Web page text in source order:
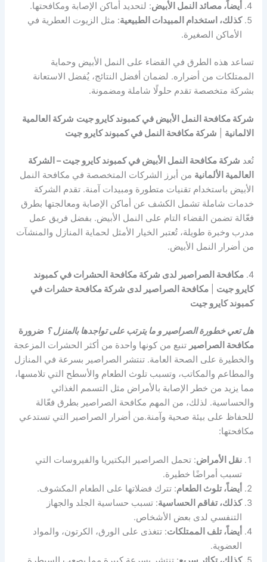
أيضاً، مصائد النمل الأبيض: لتحديد أماكن الإصابة ومكافحتها.
كذلك، استخدام المبيدات الطبيعية: مثل الزيوت العطرية في
الأماكن الصغيرة.
تساعد هذه الطرق في القضاء على النمل الأبيض وحماية
الممتلكات من أضراره. لضمان أفضل النتائج، يُفضل الاستعانة
بشركة متخصصة تقدم حلولًا شاملة ومضمونة.
شركة مكافحة النمل الأبيض في كمبوند كايرو جيت شركة العالمية
الالمانية
شركة مكافحة النمل في كمبوند كايرو جيت
تُعد شركة مكافحة النمل الأبيض في كمبوند كايرو جيت – الشركة
العالمية الألمانية من أبرز الشركات المتخصصة في مكافحة النمل
الأبيض باستخدام تقنيات متطورة ومبيدات آمنة. تقدم الشركة
خدمات شاملة تشمل الكشف عن أماكن الإصابة ومعالجتها بطرق
فعّالة تضمن القضاء التام على النمل الأبيض. بفضل فريق عمل
مدرب وخبرة طويلة، تُعتبر الخيار الأمثل لحماية المنازل والمنشآت
من أضرار النمل الأبيض.
4. مكافحة الصراصير لدى شركة مكافحة الحشرات في كمبوند
كايرو جيت |مكافحة الصراصير لدى شركة مكافحة حشرات في
كمبوند كايرو جيت
هل تعي خطورة الصراصير و ما يترتب على تواجدها بالمنزل ؟ ضرورة
مكافحة الصراصير تنبع من كونها واحدة من أكثر الحشرات المزعجة
والخطيرة على الصحة العامة. تنتشر الصراصير بسرعة في المنازل
والمطاعم والمكاتب، وتسبب تلوث الطعام والأسطح التي تلامسها،
مما يزيد من خطر الإصابة بالأمراض مثل التسمم الغذائي
والحساسية. لذلك، من المهم مكافحة الصراصير بطرق فعّالة
للحفاظ على بيئة صحية وآمنة.من أضرار الصراصير التي تستدعي
مكافحتها:
نقل الأمراض: تحمل الصراصير البكتيريا والفيروسات التي
تسبب أمراضًا خطيرة.
أيضاً، تلوث الطعام: تترك فضلاتها على الطعام المكشوف.
كذلك، تفاقم الحساسية: تسبب حساسية الجلد والجهاز
التنفسي لدى بعض الأشخاص.
أيضاً، تلف الممتلكات: تتغذى على الورق، الكرتون، والمواد
العضوية.